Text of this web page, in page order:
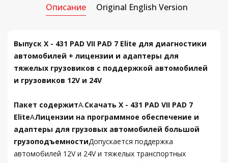
Описание Original English Version
Выпуск X - 431 PAD VII PAD 7 Elite для диагностики
автомобилей + лицензии и адаптеры для
тяжелых грузовиков с поддержкой автомобилей
и грузовиков 12V и 24V
Пакет содержитА.Скачать X - 431 PAD VII PAD 7
EliteАЛицензии на программное обеспечение и
адаптеры для грузовых автомобилей большой
грузоподъемностиДопускается поддержка
автомобилей 12V и 24V и тяжелых транспортных